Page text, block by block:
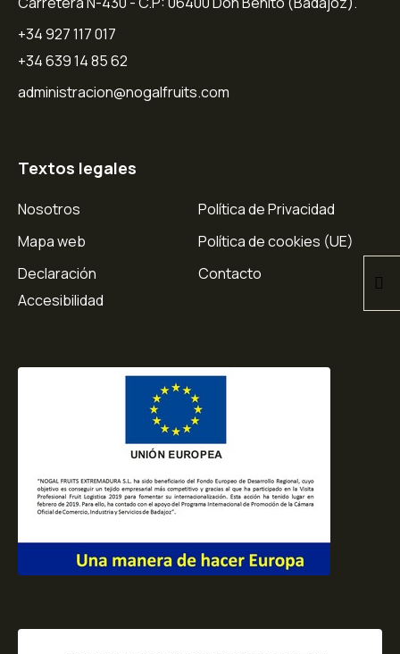
+34 927 117 017
+34 639 14 85 62
administracion@nogalfruits.com
Textos legales
Nosotros
Mapa web
Declaración
Accesibilidad
Política de Privacidad
Política de cookies (UE)
Contacto